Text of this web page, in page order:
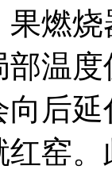
燃烧
温
向后
窑